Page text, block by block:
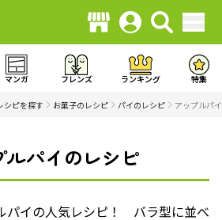
マンガ フレンズ ランキング 特集
シピを探す お菓子のレシピ パイのレシピ アップルパ
ルパイのレシピ
パイの人気レシピ！ バラ型に並べ